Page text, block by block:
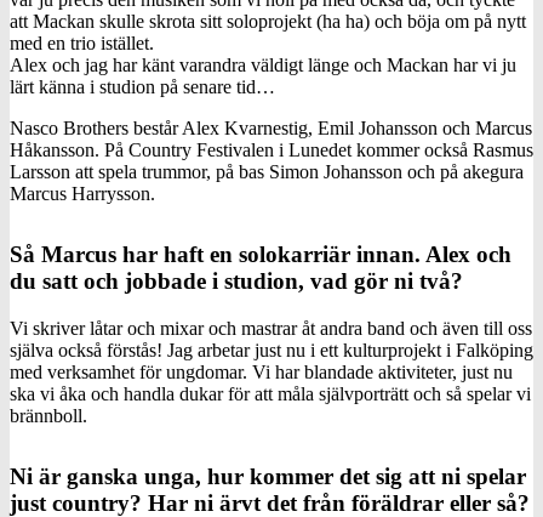
att Mackan skulle skrota sitt soloprojekt (ha ha) och böja om på nytt
med en trio istället.
Alex och jag har känt varandra väldigt länge och Mackan har vi ju
lärt känna i studion på senare tid…
Nasco Brothers består Alex Kvarnestig, Emil Johansson och Marcus
Håkansson. På Country Festivalen i Lunedet kommer också Rasmus
Larsson att spela trummor, på bas Simon Johansson och på akegura
Marcus Harrysson.
Så Marcus har haft en solokarriär innan. Alex och
du satt och jobbade i studion, vad gör ni två?
Vi skriver låtar och mixar och mastrar åt andra band och även till oss
själva också förstås! Jag arbetar just nu i ett kulturprojekt i Falköping
med verksamhet för ungdomar. Vi har blandade aktiviteter, just nu
ska vi åka och handla dukar för att måla självporträtt och så spelar vi
brännboll.
Ni är ganska unga, hur kommer det sig att ni spelar
just country? Har ni ärvt det från föräldrar eller så?